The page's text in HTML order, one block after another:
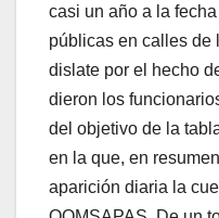
casi un año a la
públicas en calles de
dislate por el hecho
dieron los
del objetivo de la
en la que, en
aparición diaria la